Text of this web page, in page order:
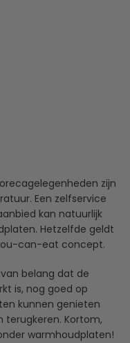
zijn
Een zelfservice
kan natuurlijk
Hetzelfde geldt
can-eat concept.
belang dat de
is, nog goed op
kunnen genieten
terugkeren. Kortom,
warmhoudplaten!